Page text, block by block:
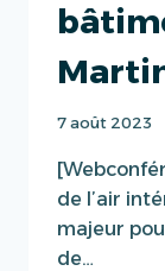
7 août 2023
de l’air
majeur
de…